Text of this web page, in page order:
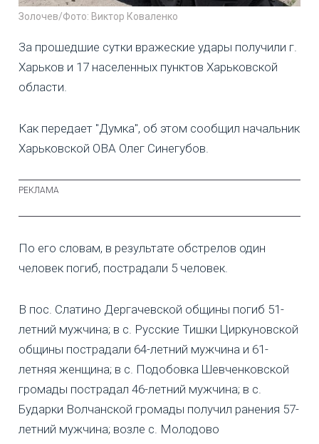
Золочев/Фото: Виктор Коваленко
За прошедшие сутки вражеские удары получили г.
Харьков и 17 населенных пунктов Харьковской
области.
Как передает "Думка", об этом сообщил начальник
Харьковской ОВА Олег Синегубов.
По его словам, в результате обстрелов один
человек погиб, пострадали 5 человек.
В пос. Слатино Дергачевской общины погиб 51-
летний мужчина; в с. Русские Тишки Циркуновской
общины пострадали 64-летний мужчина и 61-
летняя женщина; в с. Подобовка Шевченковской
громады пострадал 46-летний мужчина; в с.
Бударки Волчанской громады получил ранения 57-
летний мужчина; возле с. Молодово